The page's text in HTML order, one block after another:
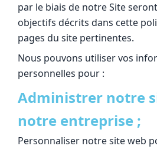
par le biais de notre Site
objectifs décrits dans cette
pages du site pertinentes.
Nous pouvons utiliser vos
personnelles pour :
Administrer notre
notre entreprise ;
Personnaliser notre site web